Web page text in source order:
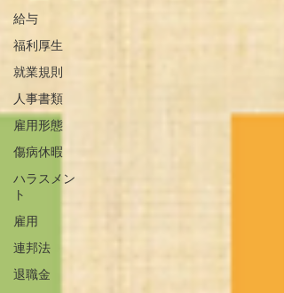
給与
福利厚生
就業規則
人事書類
雇用形態
傷病休暇
ハラスメン
ト
雇用
連邦法
退職金